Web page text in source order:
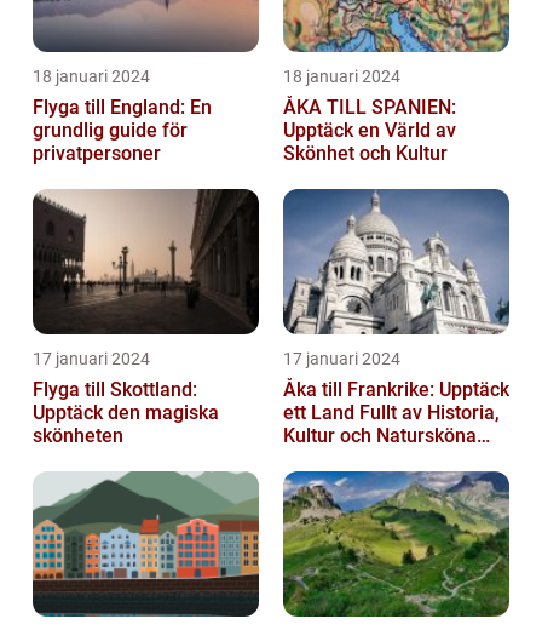
18 januari 2024
Flyga till England: En
grundlig guide för
privatpersoner
18 januari 2024
ÅKA TILL SPANIEN:
Upptäck en Värld av
Skönhet och Kultur
17 januari 2024
Flyga till Skottland:
Upptäck den magiska
skönheten
17 januari 2024
Åka till Frankrike: Upptäck
ett Land Fullt av Historia,
Kultur och Natursköna